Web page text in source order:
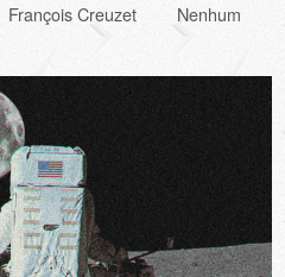
François Creuzet
Nenhum